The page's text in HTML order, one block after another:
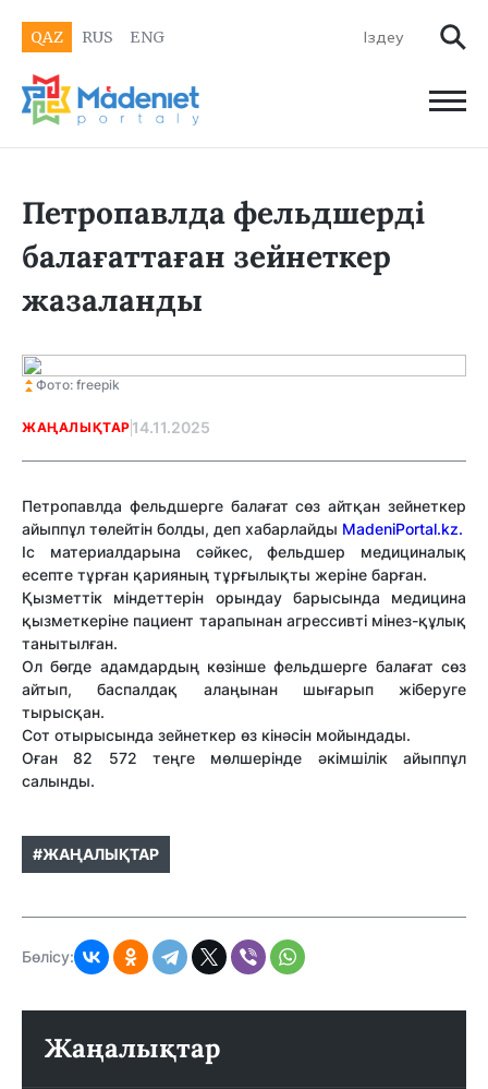
QAZ RUS ENG
Петропавлда фельдшерді
балағаттаған зейнеткер
жазаланды
Фото: freepik
ЖАҢАЛЫҚТАР 14.11.2025
Петропавлда фельдшерге балағат сөз айтқан зейнеткер
айыппұл төлейтін болды, деп хабарлайды MadeniPortal.kz.
Іс материалдарына сәйкес, фельдшер медициналық
есепте тұрған қарияның тұрғылықты жеріне барған.
Қызметтік міндеттерін орындау барысында медицина
қызметкеріне пациент тарапынан агрессивті мінез-құлық
танытылған.
Ол бөгде адамдардың көзінше фельдшерге балағат сөз
айтып, баспалдақ алаңынан шығарып жіберуге
тырысқан.
Сот отырысында зейнеткер өз кінәсін мойындады.
Оған 82 572 теңге мөлшерінде әкімшілік айыппұл
салынды.
#ЖАҢАЛЫҚТАР
Бөлісу:
Жаңалықтар